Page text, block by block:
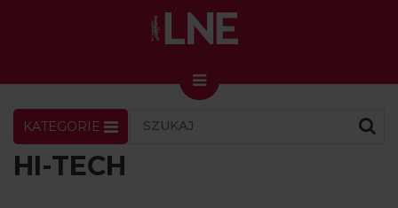
LNENEWS
KATEGORIE
HI-TECH